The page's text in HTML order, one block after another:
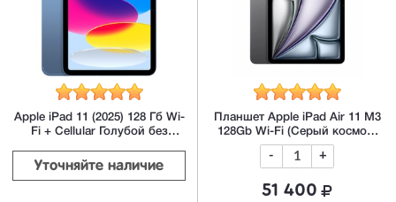
Apple iPad 11 (2025) 128 Гб Wi-
Fi + Cellular Голубой без
Уточняйте наличие
Планшет Apple iPad Air 11 M3
128Gb Wi-Fi (Серый космос)
без RuStore/MAX
- +
51 400